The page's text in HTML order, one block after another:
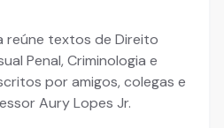
reúne textos de Direito
Penal, Criminologia e
por amigos, colegas e
Aury Lopes Jr.